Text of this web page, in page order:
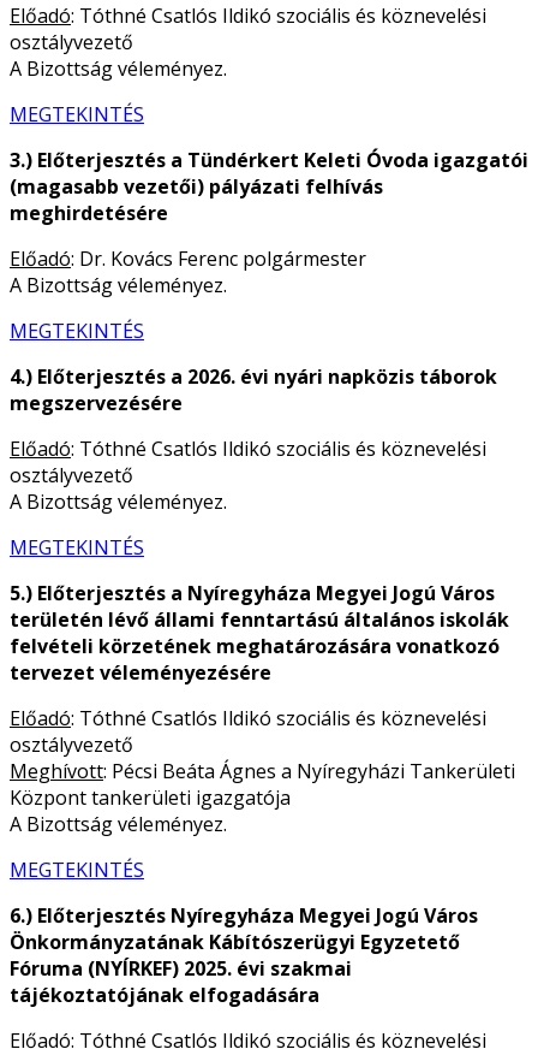
Előadó: Tóthné Csatlós Ildikó szociális és köznevelési
osztályvezető
A Bizottság véleményez.
MEGTEKINTÉS
3.) Előterjesztés a Tündérkert Keleti Óvoda igazgatói
(magasabb vezetői) pályázati felhívás
meghirdetésére
Előadó: Dr. Kovács Ferenc polgármester
A Bizottság véleményez.
MEGTEKINTÉS
4.) Előterjesztés a 2026. évi nyári napközis táborok
megszervezésére
Előadó: Tóthné Csatlós Ildikó szociális és köznevelési
osztályvezető
A Bizottság véleményez.
MEGTEKINTÉS
5.) Előterjesztés a Nyíregyháza Megyei Jogú Város
területén lévő állami fenntartású általános iskolák
felvételi körzetének meghatározására vonatkozó
tervezet véleményezésére
Előadó: Tóthné Csatlós Ildikó szociális és köznevelési
osztályvezető
Meghívott: Pécsi Beáta Ágnes a Nyíregyházi Tankerületi
Központ tankerületi igazgatója
A Bizottság véleményez.
MEGTEKINTÉS
6.) Előterjesztés Nyíregyháza Megyei Jogú Város
Önkormányzatának Kábítószerügyi Egyzetető
Fóruma (NYÍRKEF) 2025. évi szakmai
tájékoztatójának elfogadására
Előadó: Tóthné Csatlós Ildikó szociális és köznevelési